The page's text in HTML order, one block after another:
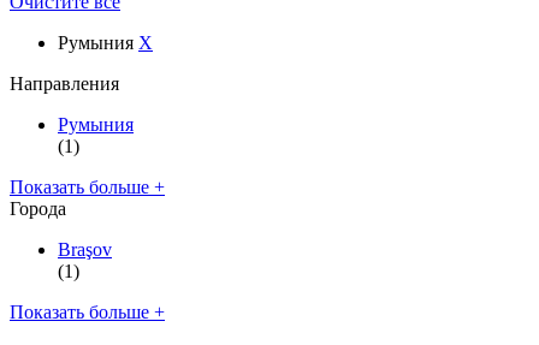
Румыния X
Направления
Румыния
(1)
Показать больше +
Города
Braşov
(1)
Показать больше +